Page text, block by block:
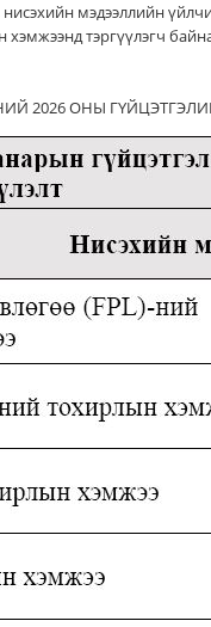
мэдээллийн
тэргүүлэгч
2026 ОНЫ